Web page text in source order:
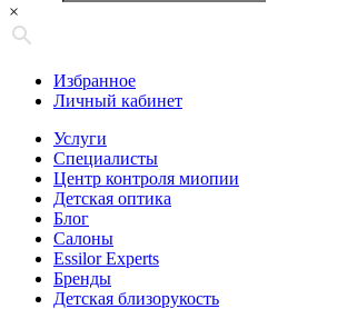
×
Избранное
Личный кабинет
Услуги
Специалисты
Центр контроля миопии
Детская оптика
Блог
Салоны
Essilor Experts
Бренды
Детская близорукость